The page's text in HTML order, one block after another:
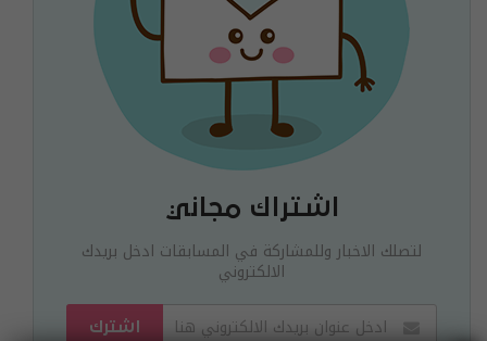
اشتراك مجاني
لتصلك الاخبار وللمشاركة في المسابقات ادخل بريدك
الالكتروني
اشترك